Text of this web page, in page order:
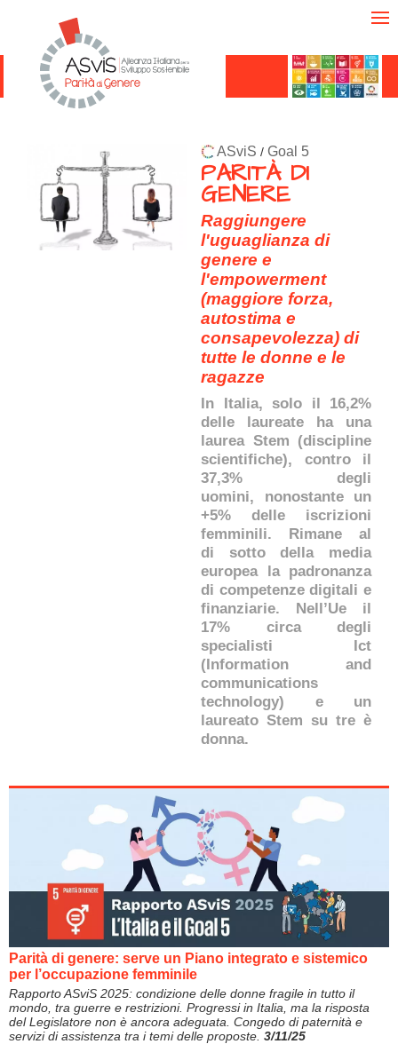
ASviS / Goal 5
PARITÀ DI
GENERE
Raggiungere
l'uguaglianza di
genere e
l'empowerment
(maggiore forza,
autostima e
consapevolezza) di
tutte le donne e le
ragazze
In Italia, solo il 16,2%
delle laureate ha una
laurea Stem (discipline
scientifiche), contro il
37,3% degli
uomini, nonostante un
+5% delle iscrizioni
femminili. Rimane al
di sotto della media
europea la padronanza
di competenze digitali e
finanziarie. Nell’Ue il
17% circa degli
specialisti Ict
(Information and
communications
technology)
e un
laureato Stem su tre è
donna.
Parità di genere: serve un Piano integrato e sistemico
per l’occupazione femminile
Rapporto ASviS 2025: condizione delle donne fragile in tutto il
mondo, tra guerre e restrizioni. Progressi in Italia, ma la risposta
del Legislatore non è ancora adeguata. Congedo di paternità e
servizi di assistenza tra i temi delle proposte. 3/11/25